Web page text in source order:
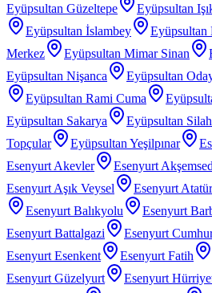
Eyüpsultan Güzeltepe
Eyüpsultan
Eyüpsultan İslambey
Eyüpsultan
Merkez
Eyüpsultan Mimar Sinan
Eyüpsultan Nişanca
Eyüpsultan
Eyüpsultan Rami Cuma
Eyüpsultan Sakarya
Eyüpsultan
Topçular
Eyüpsultan Yeşilpınar
Esenyurt Akevler
Esenyurt
Esenyurt Aşık Veysel
Esenyurt
Esenyurt Balıkyolu
Esenyurt
Esenyurt Battalgazi
Esenyurt
Esenyurt Esenkent
Esenyurt Fatih
Esenyurt Güzelyurt
Esenyurt